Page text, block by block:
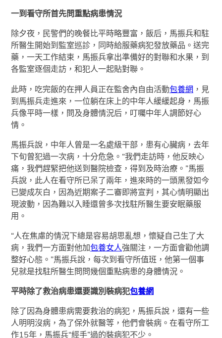
一到看守所首先問重點病患情況
除夕夜，民警們的晚餐比平時略豐富，飯后，馬振兵和駐
所醫生開始到監室巡診，同時給服藥病犯發放藥品。送完
藥，一天工作結束，馬振兵拿出準備好的對聯和水果，到
各監室逐個走訪，和犯人一起貼對聯。
此時，吃完飯的在押人員正在監舍內自由活動包養網 ，見
到馬振兵走進來，一位躺在床上的中年人緩緩起身，馬振
兵像平時一樣，問及身體情況后，叮囑中年人調節好心
情。
馬振兵說，中年人曾是一名處級干部，患有心臟病，去年
下旬曾犯過一次病，十分危急。“我們走訪時，他反映心
痛，我們趕緊把他送到醫院檢查，得到及時治療。”馬振
兵說，此人在看守所已呆了兩年，進來時的一頭黑發如今
已變成灰白，因為近期案子二審即將宣判，其心情明顯出
現波動，因為難以入睡還曾多次找駐所醫生要安眠藥服
用。
“人在焦慮的情況下總是容易胡思亂想，懷疑自己生了大
病，我們一方面對他加包養女人強關注，一方面會勸他調
整好心態。”馬振兵說，每次到看守所值班，他第一個事
兒就是找駐所醫生問問幾個重點病患的身體情況。
平時除了救治病患還要識別裝病犯包養網
除了因為身體患病需要救治的病犯，馬振兵說，還有一些
人明明沒病，為了保外就醫等，他們會裝病。在看守所工
作15年，馬振兵“經手”過的裝病犯不少。